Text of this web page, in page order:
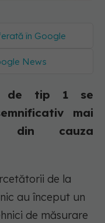
în Google
News
de tip 1 se
mai
din cauza
de la
au început un
de măsurare